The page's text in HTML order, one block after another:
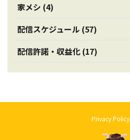
家メシ (4)
配信スケジュール (57)
配信許諾・収益化 (17)
Privacy Policy